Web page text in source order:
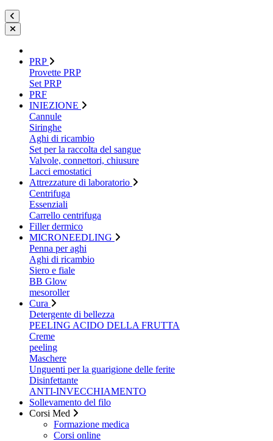
PRP
Provette PRP
Set PRP
PRF
INIEZIONE
Cannule
Siringhe
Aghi di ricambio
Set per la raccolta del sangue
Valvole, connettori, chiusure
Lacci emostatici
Attrezzature di laboratorio
Centrifuga
Essenziali
Carrello centrifuga
Filler dermico
MICRONEEDLING
Penna per aghi
Aghi di ricambio
Siero e fiale
BB Glow
mesoroller
Cura
Detergente di bellezza
PEELING ACIDO DELLA FRUTTA
Creme
peeling
Maschere
Unguenti per la guarigione delle ferite
Disinfettante
ANTI-INVECCHIAMENTO
Sollevamento del filo
Corsi Med
Formazione medica
Corsi online